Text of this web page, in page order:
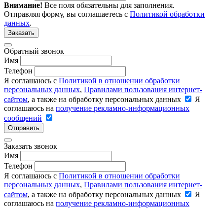
Внимание! Все поля обязательны для заполнения.
Отправляя форму, вы соглашаетесь с Политикой обработки
данных.
Заказать
Обратный звонок
Имя
Телефон
Я соглашаюсь с Политикой в отношении обработки
персональных данных, Правилами пользования интернет-
сайтом, а также на обработку персональных данных
Я
соглашаюсь на получение рекламно-информационных
сообщений
Отправить
Заказать звонок
Имя
Телефон
Я соглашаюсь с Политикой в отношении обработки
персональных данных, Правилами пользования интернет-
сайтом, а также на обработку персональных данных
Я
соглашаюсь на получение рекламно-информационных